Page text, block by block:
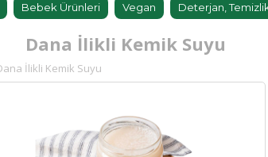
Bebek Ürünleri Vegan Deterjan,
Dana İlikli Kemik Suyu
İlikli Kemik Suyu